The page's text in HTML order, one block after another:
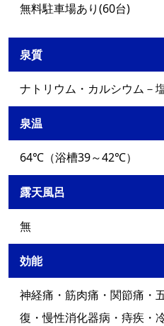
無料駐車場あり(60台)
泉質
ナトリウム・カルシウム－
泉温
64℃（浴槽39～42℃）
露天風呂
無
効能
神経痛・筋肉痛・関節痛・
復・慢性消化器病・痔疾・